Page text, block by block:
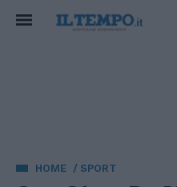
HOME SPORT